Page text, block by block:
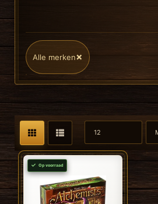
Alle merken×
Op voorraad